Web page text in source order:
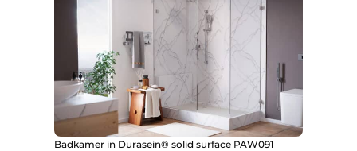
Badkamer in Durasein® solid surface PAW091